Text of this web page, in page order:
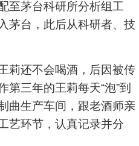
至茅台科研所分析组工
茅台，此后从科研者、技
还不会喝酒，后因被传
三年的王莉每天“泡”到
曲生产车间，跟老酒师亲
艺环节，认真记录并分